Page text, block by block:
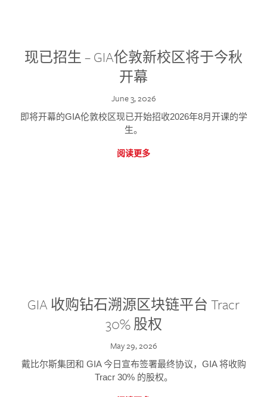
现已招生 – GIA伦敦新校区将于今秋
开幕
June 3, 2026
即将开幕的GIA伦敦校区现已开始招收2026年8月开课的学
生。
阅读更多
GIA 收购钻石溯源区块链平台 Tracr
30% 股权
May 29, 2026
戴比尔斯集团和 GIA 今日宣布签署最终协议，GIA 将收购
Tracr 30% 的股权。